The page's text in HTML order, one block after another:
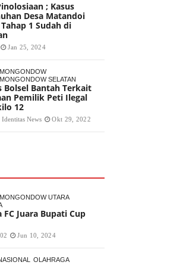
; Kasus
Desa Matandoi
1 Sudah di
Jan 25, 2024
SELATAN
Bolsel Bantah Terkait
Pemilik Peti Ilegal
12
Identitas News Okt 29, 2022
UTARA
FC Juara Bupati Cup
Jun 10, 2024
OLAHRAGA